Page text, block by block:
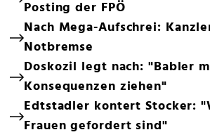
Posting der FPÖ
Nach Mega-Aufschrei:
Notbremse
Doskozil legt nach: "Babler
Konsequenzen ziehen"
Edtstadler kontert Stocker:
Frauen gefordert sind"